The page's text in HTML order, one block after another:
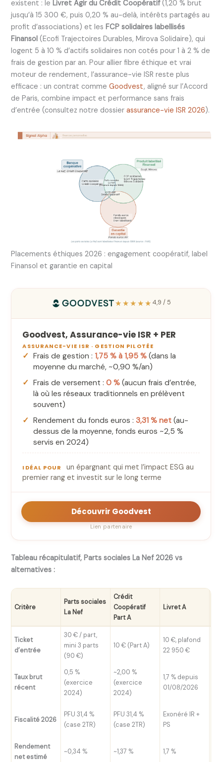
existent : leLivret Agir du Crédit Coopératif(1,20 % brut
jusqu’à 15 300 €, puis 0,20 % au-delà, intérêts partagés au
profit d’associations) et lesFCP solidaires labellisés
Finansol (Ecofi Trajectoires Durables, Mirova Solidaire), qui
logent 5 à 10 % d’actifs solidaires non cotés pour 1 à 2 % de
frais de gestion par an. Pour allier fibre éthique et vrai
moteur de rendement, l’assurance-vie ISR reste plus
efficace : un contrat commeGoodvest, aligné sur l’Accord
de Paris, combine impact et performance sans frais
d’entrée (consultez notre dossierassurance-vie ISR 2026).
Placements éthiques 2026 : engagement coopératif, label
Finansol et garantie en capital
★★★★★ 4,9 / 5
Goodvest, Assurance-vie ISR + PER
ASSURANCE-VIE ISR · GESTION PILOTÉE
Frais de gestion : 1,75 % à 1,95 % (dans la
moyenne du marché, ~0,90 %/an)
Frais de versement :0 % (aucun frais d’entrée,
là où les réseaux traditionnels en prélèvent
souvent)
Rendement du fonds euros :3,31 % net (au-
dessus de la moyenne, fonds euros ~2,5 %
servis en 2024)
IDÉAL POUR
un épargnant qui met l’impact ESG au
premier rang et investit sur le long terme
Découvrir Goodvest
Lien partenaire
Tableau récapitulatif, Parts sociales La Nef 2026 vs
alternatives :
Critère
Parts sociales
La Nef
Crédit
Coopératif
Part A
Livret A
Ticket
d’entrée
30 € / part,
mini 3 parts
(90 €)
10 € (Part A)
10 €, plafond
22 950 €
Taux brut
récent
0,5 %
(exercice
2024)
~2,00 %
(exercice
2024)
1,7 % depuis
01/08/2026
Fiscalité 2026
PFU 31,4 %
(case 2TR)
PFU 31,4 %
(case 2TR)
Exonéré IR +
PS
Rendement
net estimé
~0,34 % ~1,37 % 1,7 %